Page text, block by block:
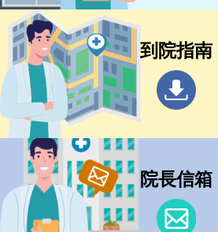
到院指南
院長信箱